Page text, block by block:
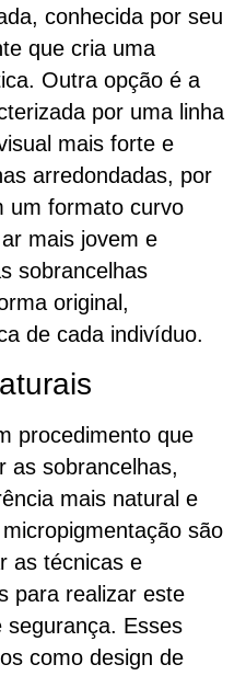
conhecida por seu
que cria uma
Outra opção é a
por uma linha
mais forte e
arredondadas, por
um formato curvo
mais jovem e
sobrancelhas
original,
de cada indivíduo.
procedimento que
as sobrancelhas,
mais natural e
são
as técnicas e
para realizar este
segurança. Esses
como design de